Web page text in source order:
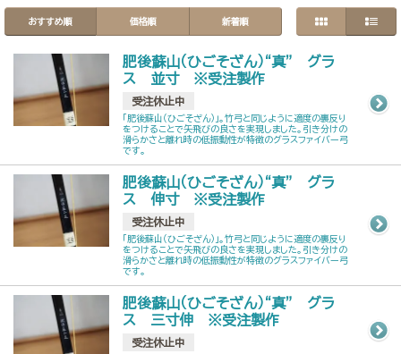
おすすめ順 価格順 新着順
肥後蘇山（ひごそざん）“真” グラ
ス 並寸 ※受注製作
受注休止中
「肥後蘇山（ひごそざん）」。竹弓と同じように適度の裏反り
をつけることで矢飛びの良さを実現しました。引き分けの
滑らかさと離れ時の低振動性が特徴のグラスファイバー弓
です。
肥後蘇山（ひごそざん）“真” グラ
ス 伸寸 ※受注製作
受注休止中
「肥後蘇山（ひごそざん）」。竹弓と同じように適度の裏反り
をつけることで矢飛びの良さを実現しました。引き分けの
滑らかさと離れ時の低振動性が特徴のグラスファイバー弓
です。
肥後蘇山（ひごそざん）“真” グラ
ス 三寸伸 ※受注製作
受注休止中